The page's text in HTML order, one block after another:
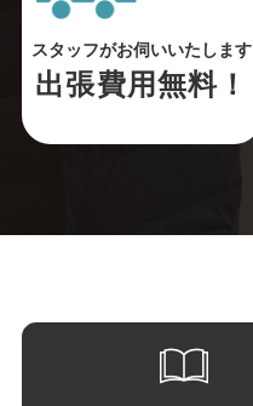
スタッフがお伺いいたします
出張費用無料！